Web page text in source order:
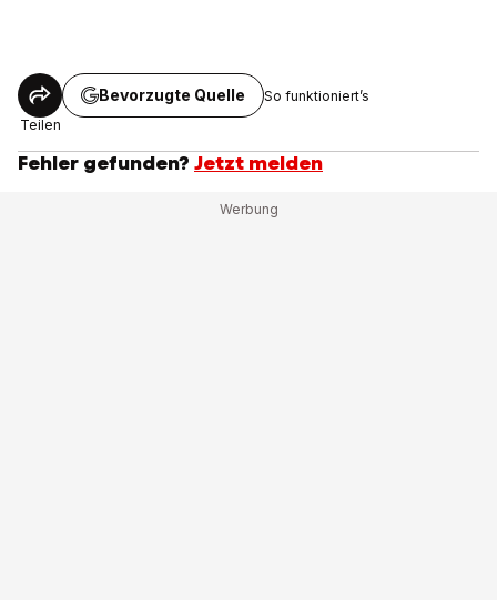
Teilen
Bevorzugte Quelle So funktioniert’s
Fehler gefunden? Jetzt melden